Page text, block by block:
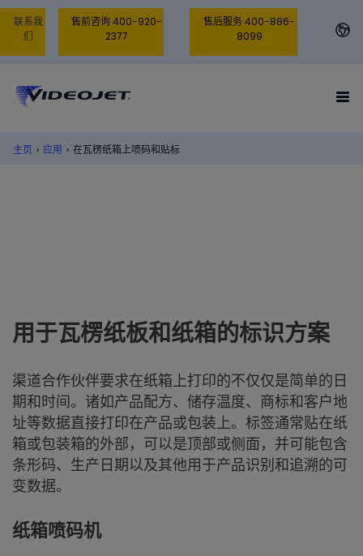
联系我
们
售前咨询 400-920-
2377
售后服务 400-886-
8099
主页 › 应用 › 在瓦楞纸箱上喷码和贴标
用于瓦楞纸板和纸箱的标识方案
渠道合作伙伴要求在纸箱上打印的不仅仅是简单的日
期和时间。诸如产品配方、储存温度、商标和客户地
址等数据直接打印在产品或包装上。标签通常贴在纸
箱或包装箱的外部，可以是顶部或侧面，并可能包含
条形码、生产日期以及其他用于产品识别和追溯的可
变数据。
纸箱喷码机